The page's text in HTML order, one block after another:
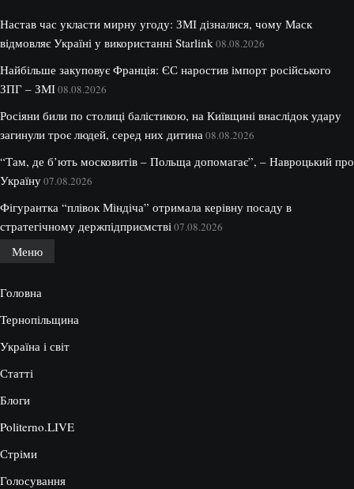
Настав час укласти мирну угоду: ЗМІ дізналися, чому Маск
відмовляє Україні у використанні Starlink 08.08.2026
Найбільше закуповує Франція: ЄС наростив імпорт російського
ЗПГ – ЗМІ08.08.2026
Росіяни били по столиці балістикою, на Київщині внаслідок удару
загинули троє людей, серед них дитина 08.08.2026
“Там, де б’ють московитів – Польща допомагає”, – Навроцький про
Україну07.08.2026
Фігурантка “плівок Міндіча” отримала керівну посаду в
стратегічному держпідприємстві 07.08.2026
Меню
Головна
Тернопільщина
Україна і світ
Статті
Блоги
Politerno.LIVE
Стріми
Голосування